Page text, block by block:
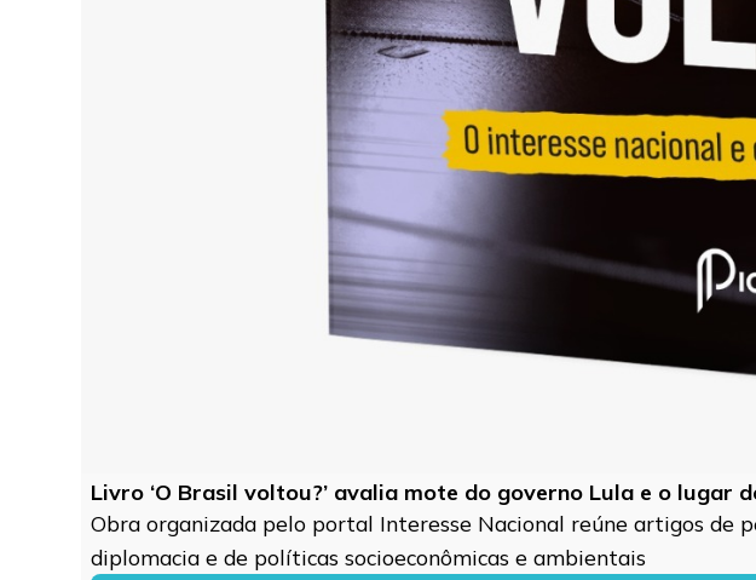
Livro ‘O Brasil voltou?’ avalia mote do governo Lula e o lugar
Obra organizada pelo portal Interesse Nacional reúne artigos de
diplomacia e de políticas socioeconômicas e ambientais